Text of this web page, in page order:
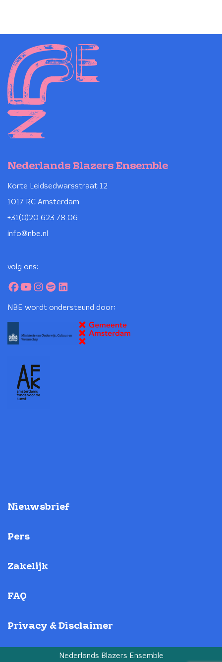
Nederlands Blazers Ensemble
Korte Leidsedwarsstraat 12
1017 RC Amsterdam
+31(0)20 623 78 06
info@nbe.nl
volg ons:
NBE wordt ondersteund door:
Nieuwsbrief
Pers
Zakelijk
FAQ
Privacy & Disclaimer
Nederlands Blazers Ensemble